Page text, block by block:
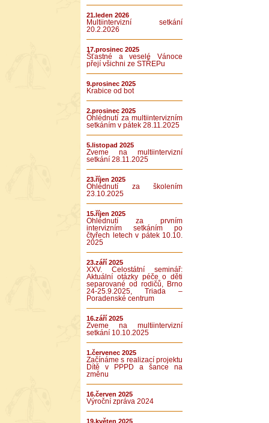
21.leden 2026
Multiintervizní setkání
20.2.2026
17.prosinec 2025
Šťastné a veselé Vánoce
přejí všichni ze STŘEPu
9.prosinec 2025
Krabice od bot
2.prosinec 2025
Ohlédnutí za multiintervizním
setkáním v pátek 28.11.2025
5.listopad 2025
Zveme na multiintervizní
setkání 28.11.2025
23.říjen 2025
Ohlédnutí za školením
23.10.2025
15.říjen 2025
Ohlédnutí za prvním
intervizním setkáním po
čtyřech letech v pátek 10.10.
2025
23.září 2025
XXV. Celostátní seminář:
Aktuální otázky péče o děti
separované od rodičů, Brno
24-25.9.2025, Triada –
Poradenské centrum
16.září 2025
Zveme na multiintervizní
setkání 10.10.2025
1.červenec 2025
Začínáme s realizací projektu
Dítě v PPPD a šance na
změnu
16.červen 2025
Výroční zpráva 2024
19.květen 2025